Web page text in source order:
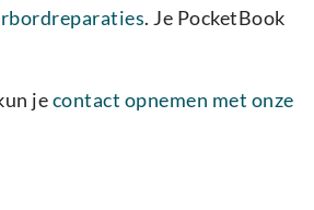
. Je PocketBook
jecontact opnemen met onze